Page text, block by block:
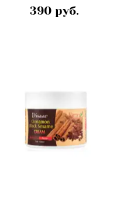
390 руб.